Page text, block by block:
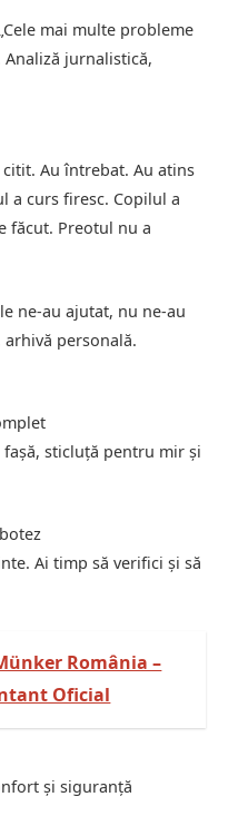
mai multe probleme
jurnalistică,
Au întrebat. Au atins
a curs firesc. Copilul a
făcut. Preotul nu a
ne-au ajutat, nu ne-au
personală.
sticluță pentru mir și
Ai timp să verifici și să
România –
Oficial
și siguranță